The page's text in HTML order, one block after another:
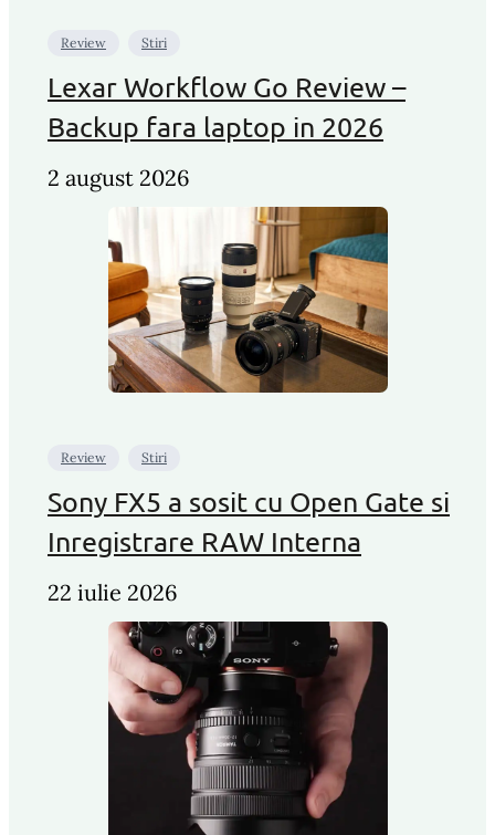
Review Stiri
Lexar Workflow Go Review –
Backup fara laptop in 2026
2 august 2026
Review Stiri
Sony FX5 a sosit cu Open Gate si
Inregistrare RAW Interna
22 iulie 2026